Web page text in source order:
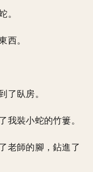
。
西。
了臥房。
我裝小蛇的竹簍。
老師的腳，鉆進了